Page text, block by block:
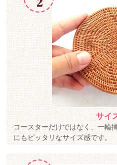
サイ
コースターだけではなく、一輪
にもピッタリなサイズ感です。